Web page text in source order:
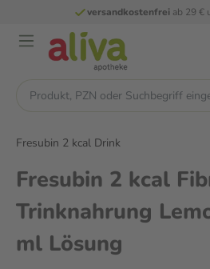
versandkostenfreiab 29 €
Fresubin 2 kcal Drink
Fresubin 2 kcal
Trinknahrung
ml Lösung